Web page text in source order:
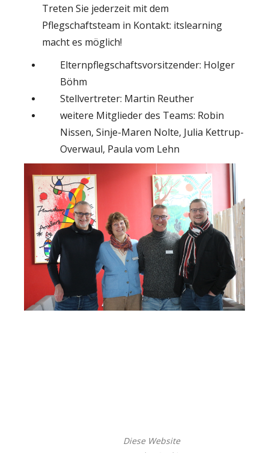
Treten Sie jederzeit mit dem
Pflegschaftsteam in Kontakt: itslearning
macht es möglich!
Elternpflegschaftsvorsitzender: Holger
Böhm
Stellvertreter: Martin Reuther
weitere Mitglieder des Teams: Robin
Nissen, Sinje-Maren Nolte, Julia Kettrup-
Overwaul, Paula vom Lehn
Diese Website